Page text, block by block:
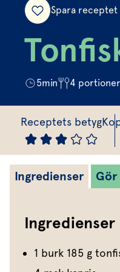
Spara receptet
5min 4 portioner
Receptets betyg
Ingredienser Gör
Ingredienser
1 burk 185 g